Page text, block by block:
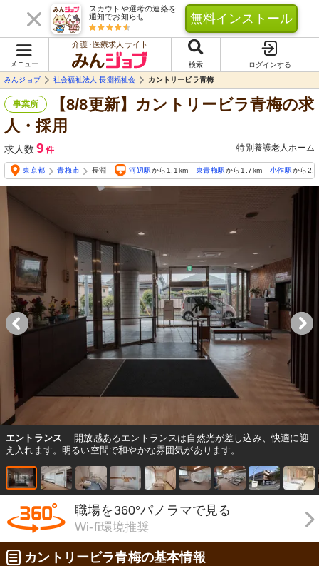
スカウトや選考の連絡を
通知でお知らせ
無料インストール
メニュー
介護･医療求人サイト
検索
ログインする
みんジョブ
社会福祉法人 長淵福祉会 カントリービラ青梅
事業所
【8/8更新】カントリービラ青梅の求
人・採用
求人数 9 件 特別養護老人ホーム
東京都 青梅市 長淵 河辺駅から1.1km 東青梅駅から1.7km 小作駅から
エントランス
開放感あるエントランスは自然光が差し込み、快適に迎
え入れます。明るい空間で和やかな雰囲気があります。
職場を360°パノラマで見る
Wi-fi環境推奨
カントリービラ青梅の基本情報